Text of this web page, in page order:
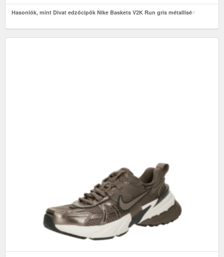
Hasonlók, mint Divat edzőcipők Nike Baskets V2K Run gris métallisé